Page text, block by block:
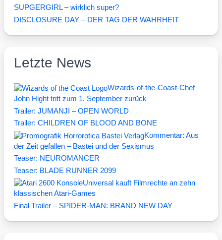
SUPGERGIRL – wirklich super?
DISCLOSURE DAY – DER TAG DER WAHRHEIT
Letzte News
Wizards-of-the-Coast-Chef
John Hight tritt zum 1. September zurück
Trailer: JUMANJI – OPEN WORLD
Trailer: CHILDREN OF BLOOD AND BONE
Kommentar: Aus
der Zeit gefallen – Bastei und der Sexismus
Teaser: NEUROMANCER
Teaser: BLADE RUNNER 2099
Universal kauft Filmrechte an zehn
klassischen Atari-Games
Final Trailer – SPIDER-MAN: BRAND NEW DAY